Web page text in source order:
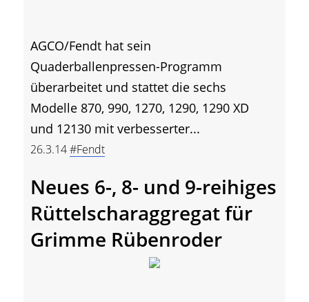
AGCO/Fendt hat sein
Quaderballenpressen-Programm
überarbeitet und stattet die sechs
Modelle 870, 990, 1270, 1290, 1290 XD
und 12130 mit verbesserter...
26.3.14#Fendt
Neues 6-, 8- und 9-reihiges
Rüttelscharaggregat für
Grimme Rübenroder